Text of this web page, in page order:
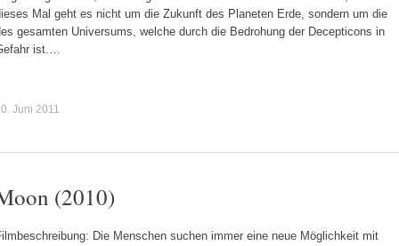
Mal geht es nicht um die Zukunft des Planeten Erde, sondern um die
gesamten Universums, welche durch die Bedrohung der Decepticons in
ist.…
Juni 2011
(2010)
Die Menschen suchen immer eine neue Möglichkeit mit